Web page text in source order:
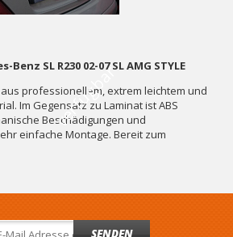
r
SL R230 02-07 SL AMG STYLE
professionellem, extrem leichtem und
Im Gegensatz zu Laminat ist ABS
Beschädigungen und
einfache Montage. Bereit zum
SENDEN